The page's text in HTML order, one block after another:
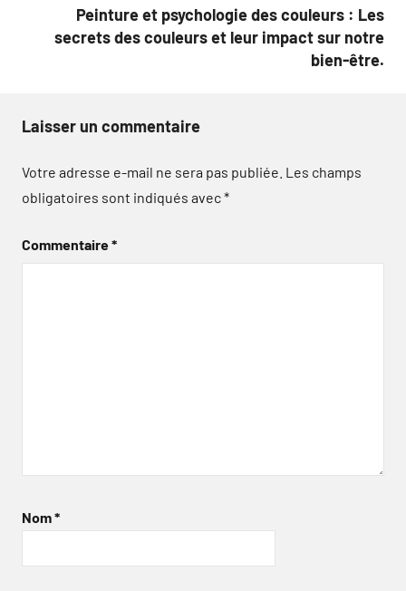
Peinture et psychologie des couleurs : Les
secrets des couleurs et leur impact sur notre
bien-être.
Laisser un commentaire
Votre adresse e-mail ne sera pas publiée. Les champs
obligatoires sont indiqués avec*
Commentaire*
Nom*